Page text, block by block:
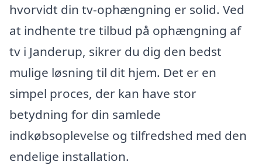
hvorvidt din tv-ophængning er solid. Ved
at indhente tre tilbud på ophængning af
tv i Janderup, sikrer du dig den bedst
mulige løsning til dit hjem. Det er en
simpel proces, der kan have stor
betydning for din samlede
indkøbsoplevelse og tilfredshed med den
endelige installation.